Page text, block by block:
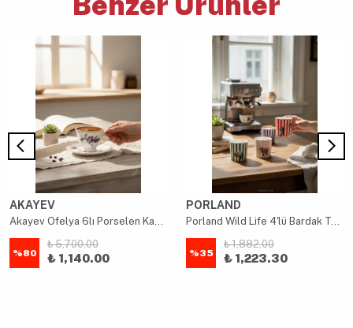
AKAYEV
Akayev Ofelya 6lı Porselen Kahve Fincan Seti Mor
%80
₺ 5,700.00
₺ 1,140.00
PORLAND
Porland Wild Life 4'lü Bardak Takımı 230cc
%35
₺ 1,882.00
₺ 1,223.30